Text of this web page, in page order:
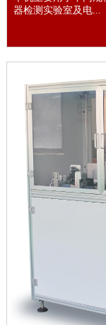
器检测实验室及电...